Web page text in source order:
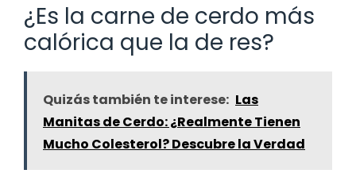
¿Es la carne de cerdo más
calórica que la de res?
Quizás también te interese: Las
Manitas de Cerdo: ¿Realmente Tienen
Mucho Colesterol? Descubre la Verdad